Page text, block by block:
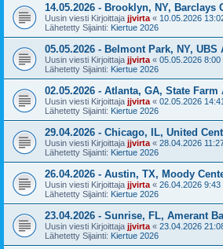
14.05.2026 - Brooklyn, NY, Barclays
Uusin viesti Kirjoittaja jjvirta « 10.05.2026
Lähetetty Sijainti: Kiertue 2026
05.05.2026 - Belmont Park, NY, UBS
Uusin viesti Kirjoittaja jjvirta « 05.05.2026 8:00
Lähetetty Sijainti: Kiertue 2026
02.05.2026 - Atlanta, GA, State Farm
Uusin viesti Kirjoittaja jjvirta « 02.05.2026 14:41
Lähetetty Sijainti: Kiertue 2026
29.04.2026 - Chicago, IL, United
Uusin viesti Kirjoittaja jjvirta « 28.04.2026
Lähetetty Sijainti: Kiertue 2026
26.04.2026 - Austin, TX, Moody
Uusin viesti Kirjoittaja jjvirta « 26.04.2026 9:43
Lähetetty Sijainti: Kiertue 2026
23.04.2026 - Sunrise, FL, Amerant
Uusin viesti Kirjoittaja jjvirta « 23.04.2026
Lähetetty Sijainti: Kiertue 2026